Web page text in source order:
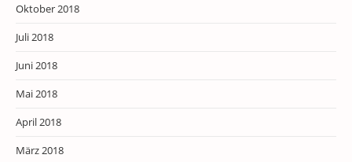
Oktober 2018
Juli 2018
Juni 2018
Mai 2018
April 2018
März 2018